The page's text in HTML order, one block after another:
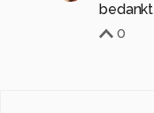
bedankt
0